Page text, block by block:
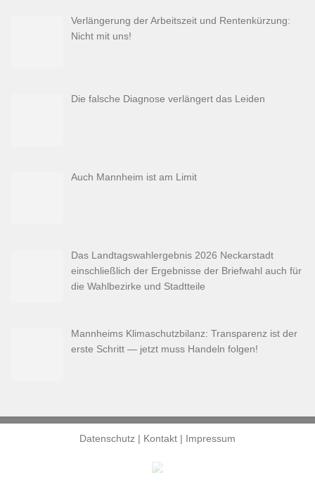
Verlängerung der Arbeitszeit und Rentenkürzung:
Nicht mit uns!
Die falsche Diagnose verlängert das Leiden
Auch Mannheim ist am Limit
Das Landtagswahlergebnis 2026 Neckarstadt
einschließlich der Ergebnisse der Briefwahl auch für
die Wahlbezirke und Stadtteile
Mannheims Klimaschutzbilanz: Transparenz ist der
erste Schritt — jetzt muss Handeln folgen!
Datenschutz | Kontakt | Impressum